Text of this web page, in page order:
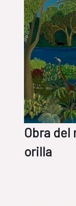
Obra del
orilla